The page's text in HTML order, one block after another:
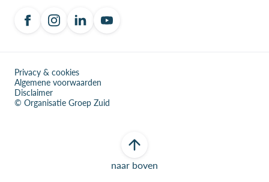
Privacy & cookies
Algemene voorwaarden
Disclaimer
© Organisatie Groep Zuid
naar boven